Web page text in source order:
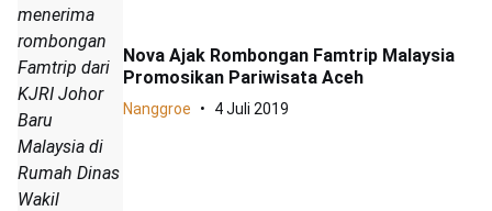
menerima
rombongan
Famtrip dari
KJRI Johor
Baru
Malaysia di
Rumah Dinas
Wakil
Nova Ajak Rombongan Famtrip Malaysia
Promosikan Pariwisata Aceh
Nanggroe 4 Juli 2019